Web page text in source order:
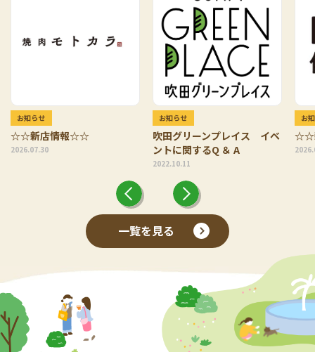
お知らせ
☆☆新店情報☆☆
2026.07.30
お知らせ
吹田グリーンプレイス イベ
ントに関するQ ＆ A
2022.10.11
お
☆☆
一覧を見る